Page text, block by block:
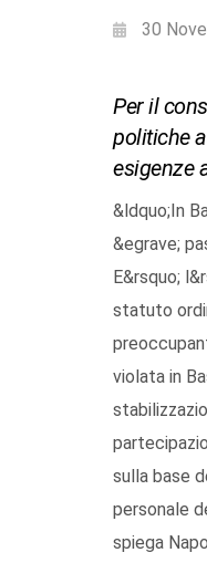
30
Per il
politiche
esigenze
&ldquo;In
&egrave;
E&rsquo;
statuto
violata in
sulla base
personale
spiega